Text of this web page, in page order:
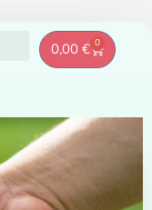
0,00 € 0